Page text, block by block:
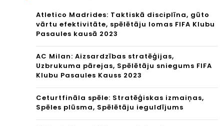
Atletico Madrides: Taktiskā disciplīna, gūto
vārtu efektivitāte, spēlētāju lomas FIFA Klubu
Pasaules kausā 2023
AC Milan: Aizsardzības stratēģijas,
Uzbrukuma pārejas, Spēlētāju sniegums FIFA
Klubu Pasaules Kauss 2023
Ceturtfināla spēle: Stratēģiskas izmaiņas,
Spēles plūsma, Spēlētāju ieguldījums